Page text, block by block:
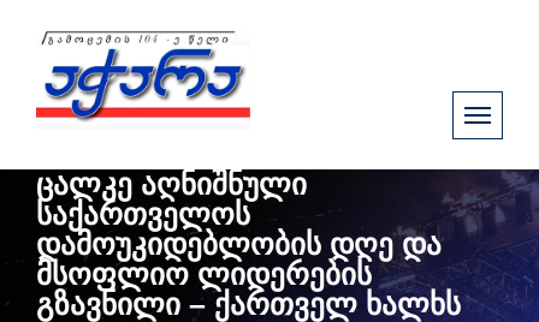
ცალკე აღნიშნული
საქართველოს
დამოუკიდებლობის დღე და
მსოფლიო ლიდერების
გზავნილი – ქართველ ხალხს